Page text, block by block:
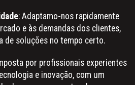
: Adaptamo-nos rapidamente
e às demandas dos clientes,
de soluções no tempo certo.
por profissionais experientes
e inovação, com um